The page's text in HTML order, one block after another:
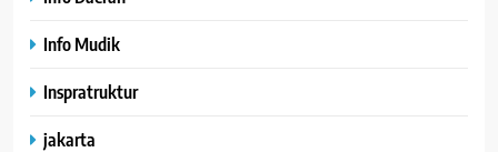
Info Mudik
Inspratruktur
jakarta